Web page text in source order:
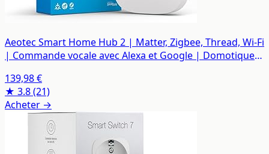
Aeotec Smart Home Hub 2 | Matter, Zigbee, Thread, Wi-Fi
| Commande vocale avec Alexa et Google | Domotique |
139,98 €
★ 3.8(21)
Acheter →